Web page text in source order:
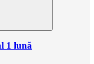
1 lună